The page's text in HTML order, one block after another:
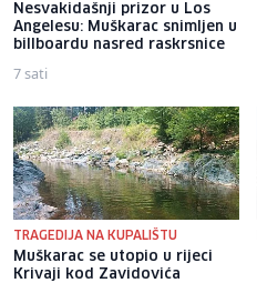
Nesvakidašnji prizor u Los
Angelesu: Muškarac snimljen u
billboardu nasred raskrsnice
7 sati
TRAGEDIJA NA KUPALIŠTU
Muškarac se utopio u rijeci
Krivaji kod Zavidovića